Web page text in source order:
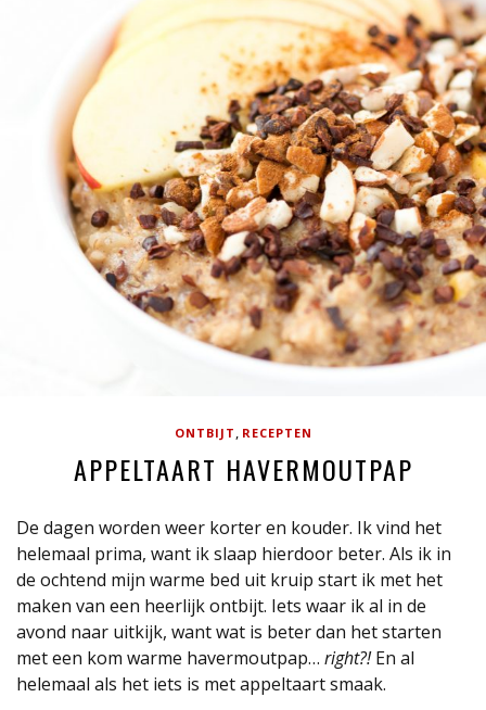
ONTBIJT , RECEPTEN
APPELTAART HAVERMOUTPAP
De dagen worden weer korter en kouder. Ik vind het
helemaal prima, want ik slaap hierdoor beter. Als ik in
de ochtend mijn warme bed uit kruip start ik met het
maken van een heerlijk ontbijt. Iets waar ik al in de
avond naar uitkijk, want wat is beter dan het starten
met een kom warme havermoutpap… right?!En al
helemaal als het iets is met appeltaart smaak.